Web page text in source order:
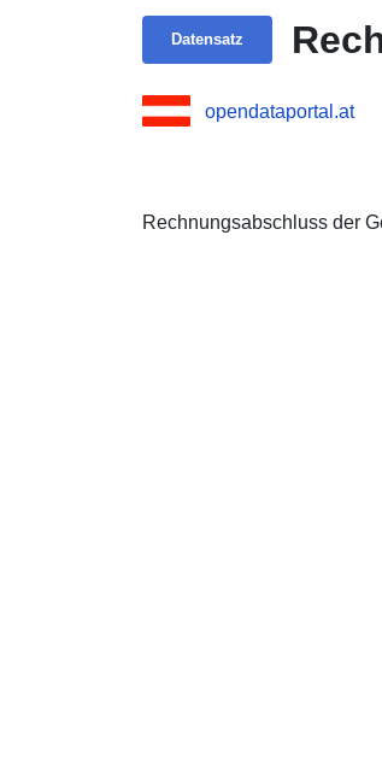
Datensatz
opendataportal.at
Rechnungsabschluss der